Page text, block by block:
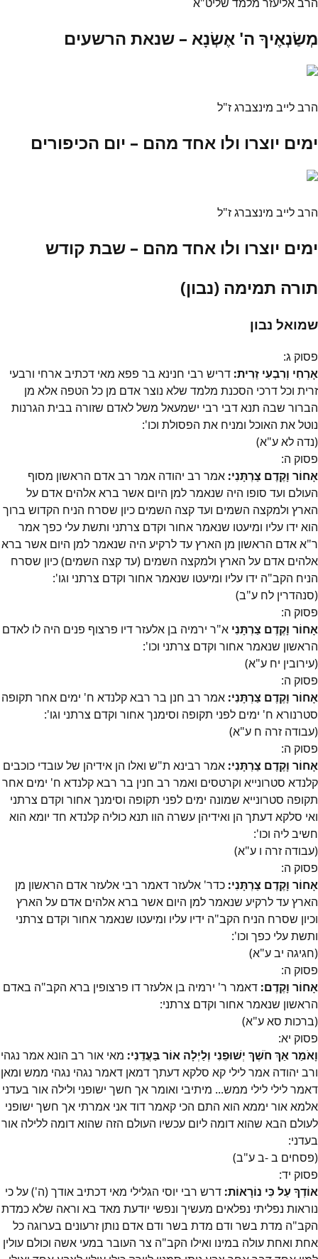
מְשַׂנְאֶיךָ ה' אֶשְׂנָא – שנאת הרשעים
הרב לייב מינצברג ז"ל
ימים יוצרו ולו אחד מהם – יום הכיפורים
הרב לייב מינצברג ז"ל
ימים יוצרו ולו אחד מהם – שבת קודש
תורה תמימה (נבון)
שמואל נבון
פסוק ג:
אָרְחִי וְרִבְעִי זֵרִית: דריש רבי חנינא בר פפא מאי דכתיב ארחי ורבעי
זרית וכל דרכי הסכנת מלמד שלא נוצר אדם מן כל הטפה אלא מן
הברור שבה תנא דבי רבי ישמעאל משל לאדם שזורה בבית הגרנות
נוטל את האוכל ומניח את הפסולת וכו':
(נדה לא ע"א)
פסוק ה:
אָחוֹר וָקֶדֶם צַרְתָּנִי: אמר רב יהודה אמר רב אדם הראשון מסוף
העולם ועד סופו היה שנאמר למן היום אשר ברא אלהים אדם על
הארץ ולמקצה השמים ועד קצה השמים כיון שסרח הניח הקדוש ברוך
הוא ידו עליו ומיעטו שנאמר אחור וקדם צרתני ותשת עלי כפך אמר
ר"א אדם הראשון מן הארץ עד לרקיע היה שנאמר למן היום אשר ברא
אלהים אדם על הארץ ולמקצה השמים (עד קצה השמים) כיון שסרח
הניח הקב"ה ידו עליו ומיעטו שנאמר אחור וקדם צרתני וגו':
(סנהדרין לח ע"ב)
פסוק ה:
אָחוֹר וָקֶדֶם צַרְתָּנִי א"ר ירמיה בן אלעזר דיו פרצוף פנים היה לו לאדם
הראשון שנאמר אחור וקדם צרתני וכו':
(עירובין יח ע"א)
פסוק ה:
אָחוֹר וָקֶדֶם צַרְתָּנִי: אמר רב חנן בר רבא קלנדא ח' ימים אחר תקופה
סטרנורא ח' ימים לפני תקופה וסימנך אחור וקדם צרתני וגו':
(עבודה זרה ח ע"א)
פסוק ה:
אָחוֹר וָקֶדֶם צַרְתָּנִי: אמר רבינא ת"ש ואלו הן אידיהן של עובדי כוכבים
קלנדא סטרונייא וקרטסים ואמר רב חנין בר רבא קלנדא ח' ימים אחר
תקופה סטרונייא שמונה ימים לפני תקופה וסימנך אחור וקדם צרתני
ואי סלקא דעתך הן ואידיהן עשרה הוו תנא כוליה קלנדא חד יומא הוא
חשיב ליה וכו':
(עבודה זרה ו ע"א)
פסוק ה:
אָחוֹר וָקֶדֶם צַרְתָּנִי: כדר' אלעזר דאמר רבי אלעזר אדם הראשון מן
הארץ עד לרקיע שנאמר למן היום אשר ברא אלהים אדם על הארץ
וכיון שסרח הניח הקב"ה ידיו עליו ומיעטו שנאמר אחור וקדם צרתני
ותשת עלי כפך וכו':
(חגיגה יב ע"א)
פסוק ה:
אָחוֹר וָקֶדֶם: דאמר ר' ירמיה בן אלעזר דו פרצופין ברא הקב"ה באדם
הראשון שנאמר אחור וקדם צרתני:
(ברכות סא ע"א)
פסוק יא:
וָאֹמַר אַךְ חֹשֶׁךְ יְשׁוּפֵנִי וְלַיְלָה אוֹר בַּעֲדֵנִי: מאי אור רב הונא אמר נגהי
ורב יהודה אמר לילי קא סלקא דעתך דמאן דאמר נגהי נגהי ממש ומאן
דאמר לילי לילי ממש... מיתיבי ואומר אך חשך ישופני ולילה אור בעדני
אלמא אור יממא הוא התם הכי קאמר דוד אני אמרתי אך חשך ישופני
לעולם הבא שהוא דומה ליום עכשיו העולם הזה שהוא דומה ללילה אור
בעדני:
(פסחים ב -ב ע"ב)
פסוק יד:
אוֹדְךָ עַל כִּי נוֹרָאוֹת: דרש רבי יוסי הגלילי מאי דכתיב אודך (ה') על כי
נוראות נפליתי נפלאים מעשיך ונפשי יודעת מאד בא וראה שלא כמדת
הקב"ה מדת בשר ודם מדת בשר ודם אדם נותן זרעונים בערוגה כל
אחת ואחת עולה במינו ואילו הקב"ה צר העובר במעי אשה וכולם עולין